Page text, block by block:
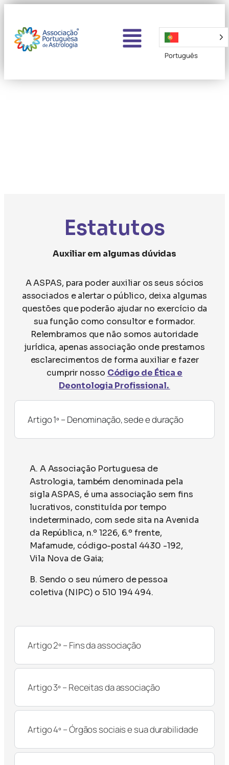
Português
Estatutos
Auxiliar em algumas dúvidas
A ASPAS, para poder auxiliar os seus sócios
associados e alertar o público, deixa algumas
questões que poderão ajudar no exercício da
sua função como consultor e formador.
Relembramos que não somos autoridade
jurídica, apenas associação onde prestamos
esclarecimentos de forma auxiliar e fazer
cumprir nosso Código de Ética e
Deontologia Profissional.
Artigo 1º – Denominação, sede e duração
A. A Associação Portuguesa de
Astrologia, também denominada pela
sigla ASPAS, é uma associação sem fins
lucrativos, constituída por tempo
indeterminado, com sede sita na Avenida
da República, n.º 1226, 6.º frente,
Mafamude, código-postal 4430 -192,
Vila Nova de Gaia;
B. Sendo o seu número de pessoa
coletiva (NIPC) o 510 194 494.
Artigo 2º – Fins da associação
Artigo 3º – Receitas da associação
Artigo 4º – Órgãos sociais e sua durabilidade